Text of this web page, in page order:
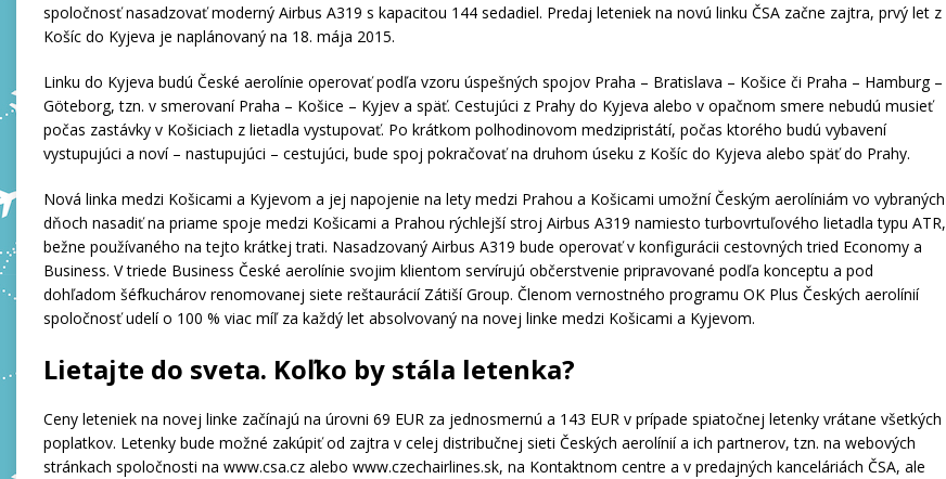
spoločnosť nasadzovať moderný Airbus A319 s kapacitou 144 sedadiel. Predaj leteniek na novú linku ČSA začne zajtra, prvý let z
Košíc do Kyjeva je naplánovaný na 18. mája 2015.
Linku do Kyjeva budú České aerolínie operovať podľa vzoru úspešných spojov Praha – Bratislava – Košice či Praha – Hamburg –
Göteborg, tzn. v smerovaní Praha – Košice – Kyjev a späť. Cestujúci z Prahy do Kyjeva alebo v opačnom smere nebudú musieť
počas zastávky v Košiciach z lietadla vystupovať. Po krátkom polhodinovom medzipristátí, počas ktorého budú vybavení
vystupujúci a noví – nastupujúci – cestujúci, bude spoj pokračovať na druhom úseku z Košíc do Kyjeva alebo späť do Prahy.
Nová linka medzi Košicami a Kyjevom a jej napojenie na lety medzi Prahou a Košicami umožní Českým aerolíniám vo vybraných
dňoch nasadiť na priame spoje medzi Košicami a Prahou rýchlejší stroj Airbus A319 namiesto turbovrtuľového lietadla typu ATR,
bežne používaného na tejto krátkej trati. Nasadzovaný Airbus A319 bude operovať v konfigurácii cestovných tried Economy a
Business. V triede Business České aerolínie svojim klientom servírujú občerstvenie pripravované podľa konceptu a pod
dohľadom šéfkuchárov renomovanej siete reštaurácií Zátiší Group. Členom vernostného programu OK Plus Českých aerolínií
spoločnosť udelí o 100 % viac míľ za každý let absolvovaný na novej linke medzi Košicami a Kyjevom.
Lietajte do sveta. Koľko by stála letenka?
Ceny leteniek na novej linke začínajú na úrovni 69 EUR za jednosmernú a 143 EUR v prípade spiatočnej letenky vrátane všetkých
poplatkov. Letenky bude možné zakúpiť od zajtra v celej distribučnej sieti Českých aerolínií a ich partnerov, tzn. na webových
stránkach spoločnosti na www.csa.cz alebo www.czechairlines.sk, na Kontaktnom centre a v predajných kanceláriách ČSA, ale